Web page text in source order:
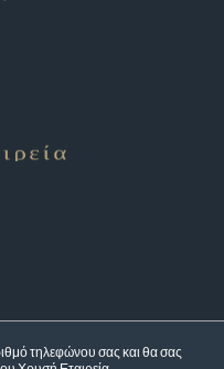
τηλεφώνου σας και θα σας